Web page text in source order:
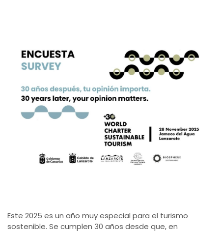
Este 2025 es un año muy especial para el turismo
sostenible. Se cumplen 30 años desde que, en